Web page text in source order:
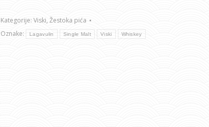
Kategorije: Viski, Žestoka pića
Oznake:
Lagavulin Single Malt Viski Whiskey